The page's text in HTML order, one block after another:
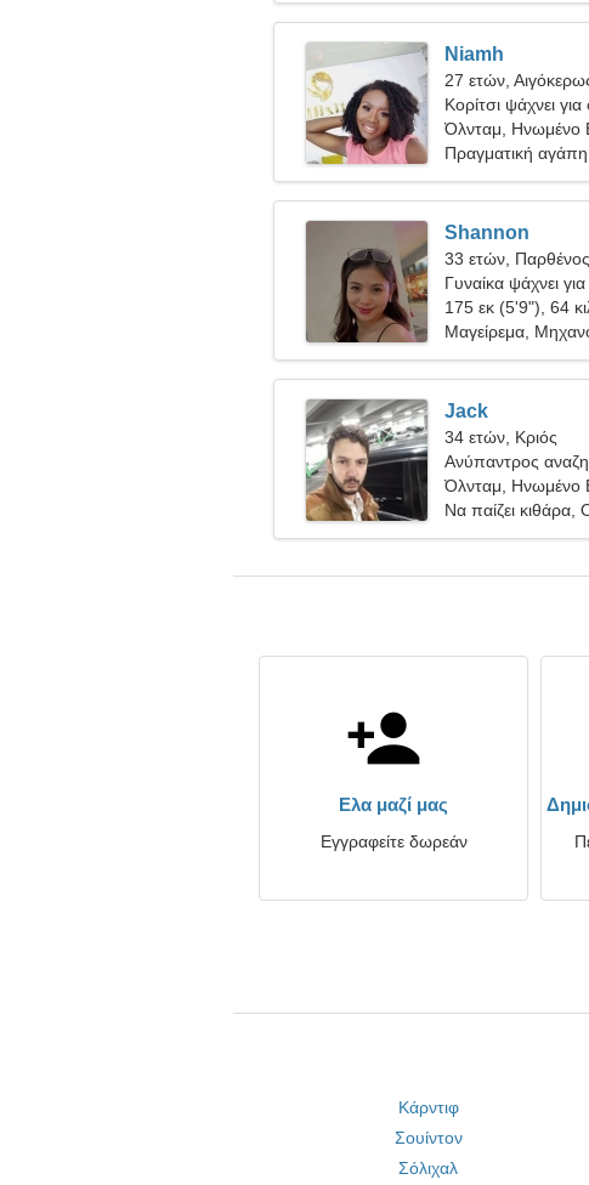
Niamh
27 ετών,
Κορίτσι ψάχνει για
Όλνταμ, Ηνωμένο
Πραγματική αγάπη
Shannon
33 ετών, Παρθένος
Γυναίκα ψάχνει
175 εκ (5'9"), 64
Μαγείρεμα,
Jack
34 ετών, Κριός
Ανύπαντρος
Όλνταμ, Ηνωμένο
Να παίζει κιθάρα,
Ελα μαζί μας
Εγγραφείτε δωρεάν
Κάρντιφ
Σουίντον
Σόλιχαλ